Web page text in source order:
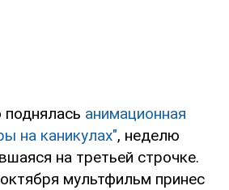
анимационная
на каникулах", неделю
на третьей строчке.
мультфильм принес